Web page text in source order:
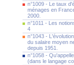
n°1009 - Le taux
ménages en
2000.
n°1011 - Les
4
n°1043 -
du salaire moyen
depuis 1951.
n°1058 -
(dans le langage